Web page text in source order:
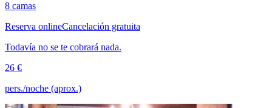
8 camas
Reserva onlineCancelación gratuita
Todavía no se te cobrará nada.
26 €
pers./noche (aprox.)